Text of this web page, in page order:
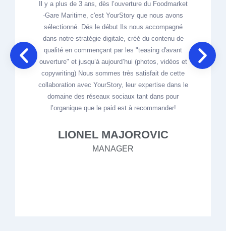
Il y a plus de 3 ans, dès l’ouverture du Foodmarket
-Gare Maritime, c'est YourStory que nous avons
sélectionné. Dés le début Ils nous accompagné
dans notre stratégie digitale, créé du contenu de
qualité en commençant par les "teasing d'avant
ouverture" et jusqu’à aujourd’hui (photos, vidéos et
copywriting) Nous sommes très satisfait de cette
collaboration avec YourStory, leur expertise dans le
domaine des réseaux sociaux tant dans pour
l’organique que le paid est à recommander!
LIONEL MAJOROVIC
MANAGER